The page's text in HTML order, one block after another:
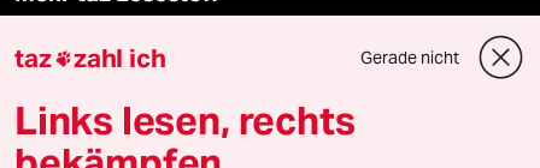
taz Blogs
taz FUTURZWEI
taz zahl ich Gerade nicht
Links lesen, rechts